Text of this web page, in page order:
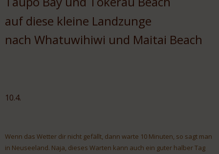
auf diese kleine Landzunge
nach Whatuwihiwi und Maitai Beach
10.4.
Wenn das Wetter dir nicht gefällt, dann warte 10 Minuten, so sagt man
in Neuseeland. Naja, dieses Warten kann auch ein guter halber Tag